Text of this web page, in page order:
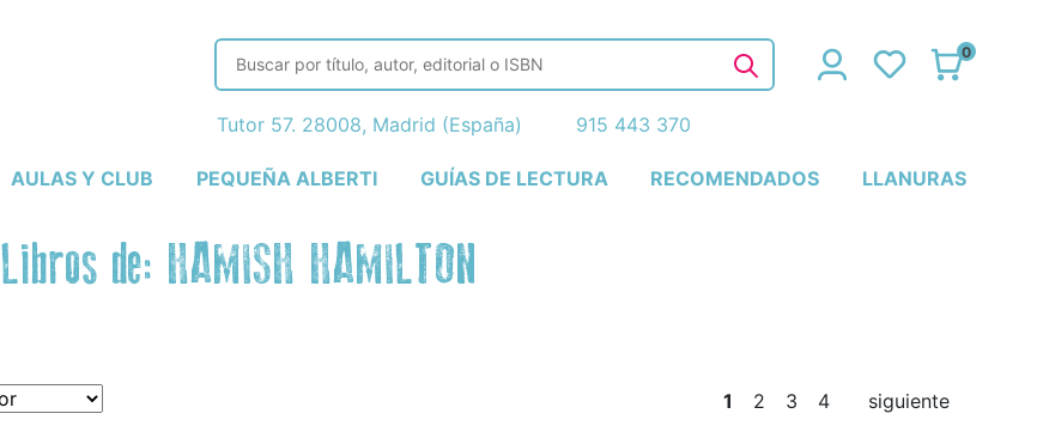
AULAS Y CLUB PEQUEÑA ALBERTI GUÍAS DE LECTURA RECOMENDADOS LLANURAS
0
Tutor 57. 28008, Madrid (España) 915 443 370
Libros de: HAMISH HAMILTON
1 2 3 4 siguiente